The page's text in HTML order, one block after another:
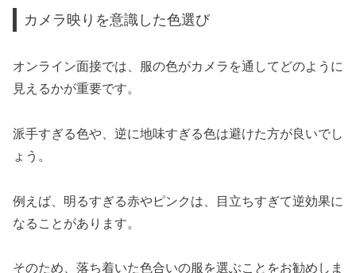
カメラ映りを意識した色選び
オンライン面接では、服の色がカメラを通してどのように
見えるかが重要です。
派手すぎる色や、逆に地味すぎる色は避けた方が良いでし
ょう。
例えば、明るすぎる赤やピンクは、目立ちすぎて逆効果に
なることがあります。
そのため、落ち着いた色合いの服を選ぶことをお勧めしま